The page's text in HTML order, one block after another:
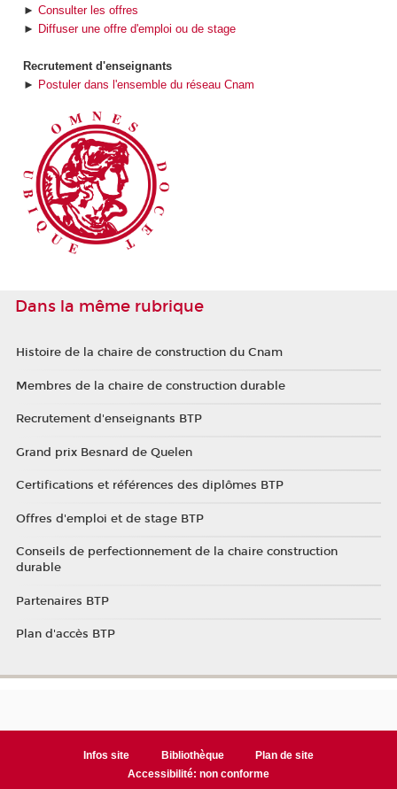
► Consulter les offres
► Diffuser une offre d'emploi ou de stage
Recrutement d'enseignants
► Postuler dans l'ensemble du réseau Cnam
Dans la même rubrique
Histoire de la chaire de construction du Cnam
Membres de la chaire de construction durable
Recrutement d'enseignants BTP
Grand prix Besnard de Quelen
Certifications et références des diplômes BTP
Offres d'emploi et de stage BTP
Conseils de perfectionnement de la chaire construction
durable
Partenaires BTP
Plan d'accès BTP
Infos site Bibliothèque
Plan de site
Accessibilité: non conforme